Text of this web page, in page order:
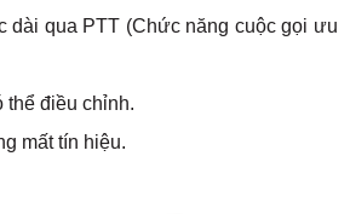
dài qua PTT (Chức năng cuộc gọi ưu
thể điều chỉnh.
mất tín hiệu.